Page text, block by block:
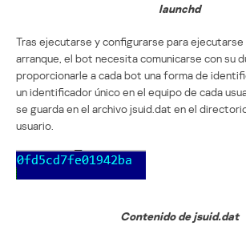
launchd
Tras ejecutarse y configurarse para
arranque, el bot necesita comunicarse con su
proporcionarle a cada bot una forma de
un identificador único en el equipo de cada
se guarda en el archivo jsuid.dat en el
usuario.
Contenido de jsuid.dat